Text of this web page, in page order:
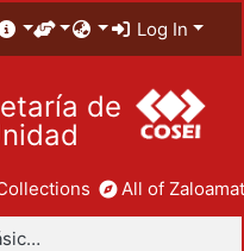
Log In
de
All of
División de Ciencias Básicas e Ingeniería